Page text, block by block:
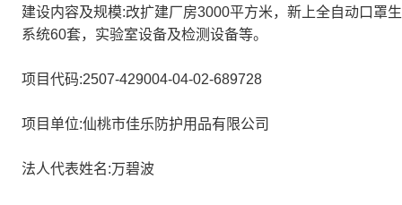
建设内容及规模:改扩建厂房3000平方米，新上全自动口罩
系统60套，实验室设备及检测设备等。
项目代码:2507-429004-04-02-689728
项目单位:仙桃市佳乐防护用品有限公司
法人代表姓名:万碧波